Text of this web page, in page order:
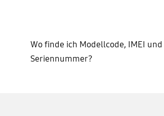
Wo finde ich Modellcode, IMEI und
Seriennummer?